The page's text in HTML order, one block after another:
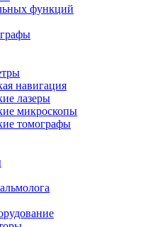
функций
навигация
лазеры
микроскопы
томографы